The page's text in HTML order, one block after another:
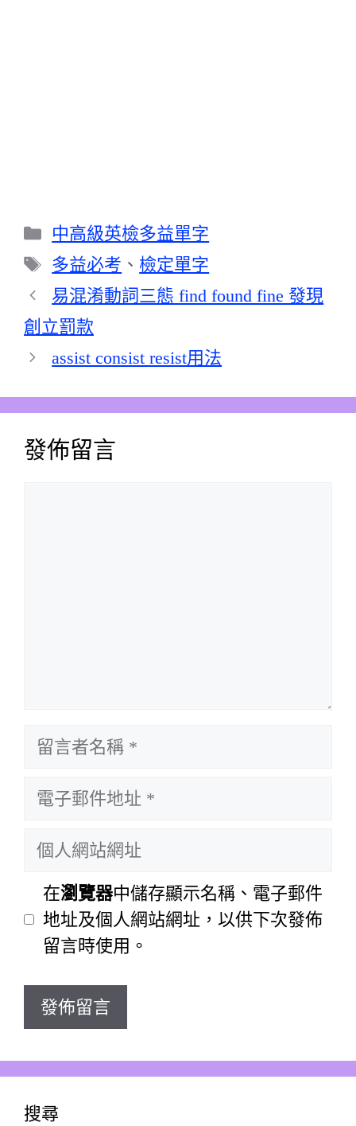
分
類
中高級英檢多益單字
標
籤
多益必考 、 檢定單字
易混淆動詞三態 find found fine 發現
創立罰款
assist consist resist用法
發佈留言
留
者
稱
電
郵
址
個
站
在瀏覽器中儲存顯示名稱、電子郵件
地址及個人網站網址，以供下次發佈
留言時使用。
搜尋